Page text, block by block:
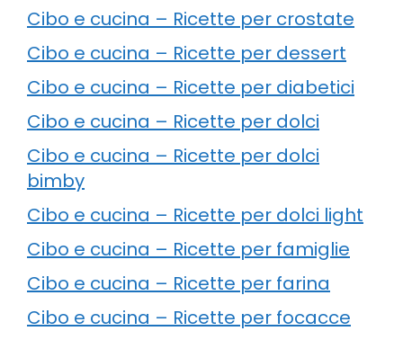
Cibo e cucina – Ricette per crostate
Cibo e cucina – Ricette per dessert
Cibo e cucina – Ricette per diabetici
Cibo e cucina – Ricette per dolci
Cibo e cucina – Ricette per dolci
bimby
Cibo e cucina – Ricette per dolci light
Cibo e cucina – Ricette per famiglie
Cibo e cucina – Ricette per farina
Cibo e cucina – Ricette per focacce